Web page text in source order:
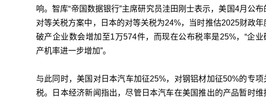
响。智库“帝国数据银行”主席研究员洼田刚士表示，美国4月公布
对等关税方案中，日本的对等关税为24%，当时推估2025财政年
破产企业数会增加至1万574件，而现在公布税率是25%，“企业
产机率进一步增加”。
与此同时，美国对日本汽车加征25%，对钢铝材加征50%的专项
税。日本经济新闻指出，尽管日本汽车在美国推出的产品暂时维